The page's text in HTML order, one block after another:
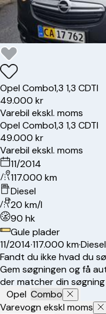
OpelCombo1,3 1,3 CDTI
49.000 kr
Varebil ekskl. moms
OpelCombo1,3 1,3 CDTI
49.000 kr
Varebil ekskl. moms
11/2014
117.000 km
Diesel
20 km/l
90 hk
Gule plader
11/2014·117.000 km·Diesel
Fandt du ikke hvad du
Gem søgningen og få
der matcher din søgning
Opel Combo
Varevogn ekskl moms